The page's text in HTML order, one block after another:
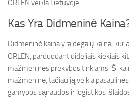
ORLEN veikla Lietuvoje.
Kas Yra Didmeninė
Didmeninė kaina yra degalų kaina,
ORLEN, parduodant dideliais kiekiais
mažmeninės prekybos tinklams. Ši
mažmeninė, tačiau ją veikia
gamybos sąnaudos ir logistikos